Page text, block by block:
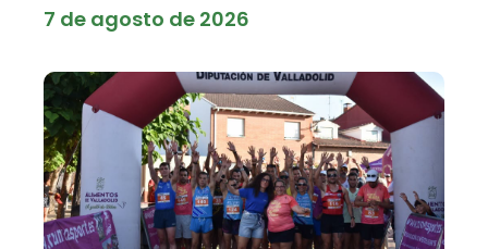
7 de agosto de 2026